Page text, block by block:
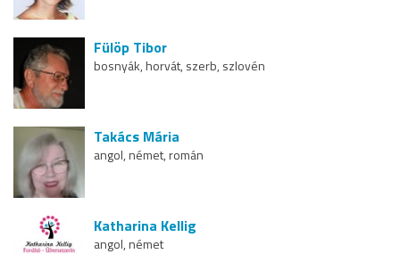
Fülöp Tibor
bosnyák, horvát, szerb, szlovén
Takács Mária
angol, német, román
Katharina Kellig
angol, német